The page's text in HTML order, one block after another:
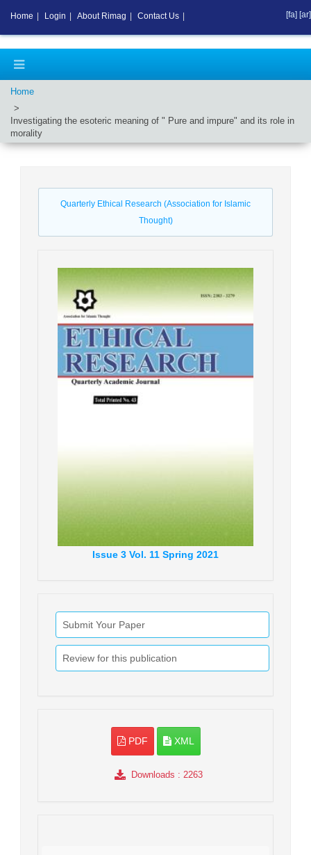
Home
Investigating the esoteric meaning of " Pure and impure" and its role in
morality
Quarterly Ethical Research (Association for Islamic
Thought)
Issue 3 Vol. 11 Spring 2021
Submit Your Paper
Review for this publication
PDF XML
Downloads : 2263
Home Login About Rimag Contact Us [fa] [ar]